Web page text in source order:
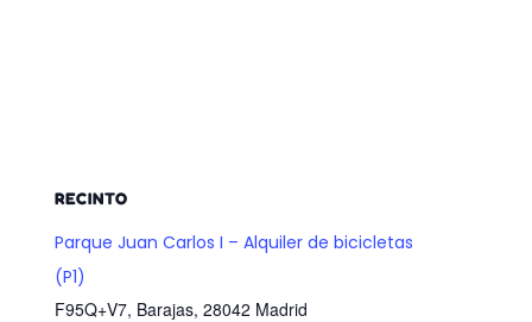
RECINTO
Parque Juan Carlos I – Alquiler de bicicletas
(P1)
F95Q+V7, Barajas, 28042 Madrid